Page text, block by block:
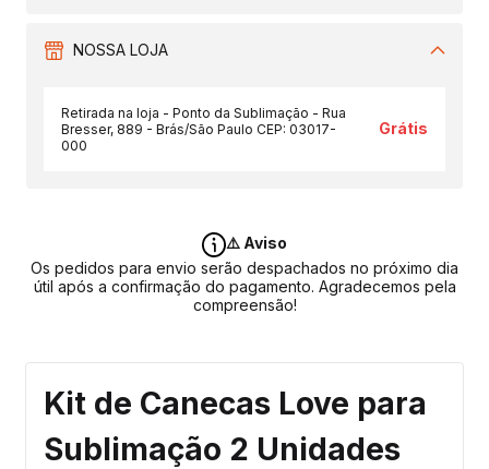
NOSSA LOJA
Retirada na loja - Ponto da Sublimação - Rua
Bresser, 889 - Brás/São Paulo CEP: 03017-
000
Grátis
⚠️ Aviso
Os pedidos para envio serão despachados no próximo dia
útil após a confirmação do pagamento. Agradecemos pela
compreensão!
Kit de Canecas Love para
Sublimação 2 Unidades